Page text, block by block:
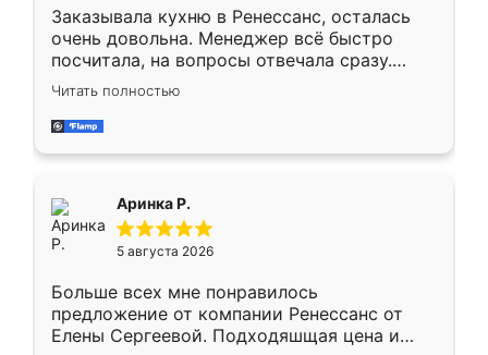
Заказывала кухню в Ренессанс, осталась
очень довольна. Менеджер всё быстро
посчитала, на вопросы отвечала сразу.
Замерщик приехал в субботу, подошёл к
делу со всей ответственностью. Собрали
за день, ребята работали аккуратно, даже
Читать полностью
Аринка Р.
5 августа 2026
Больше всех мне понравилось
предложение от компании Ренессанс от
Елены Сергеевой. Подходяшщая цена и